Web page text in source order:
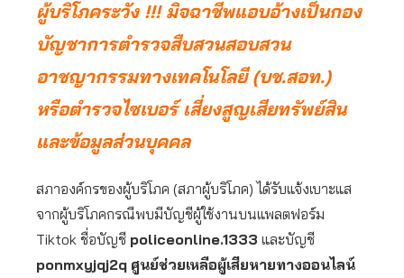
ผู้บริโภคระวัง !!! มิจฉาชีพแอบอ้างเป็นกอง
บัญชาการตำรวจสืบสวนสอบสวน
อาชญากรรมทางเทคโนโลยี (บช.สอท.)
หรือตำรวจไซเบอร์ เสี่ยงสูญเสียทรัพย์สิน
และข้อมูลส่วนบุคคล
สภาองค์กรของผู้บริโภค (สภาผู้บริโภค) ได้รับแจ้งเบาะแส
จากผู้บริโภคกรณีพบมีบัญชีผู้ใช้งานบนแพลตฟอร์ม
Tiktok ชื่อบัญชี policeonline.1333 และบัญชี
ponmxyjqj2q ศูนย์ช่วยเหลือผู้เสียหายทางออนไลน์